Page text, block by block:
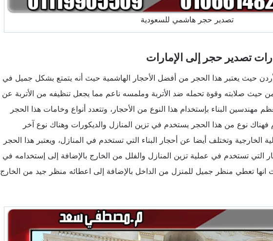
تصدير حجر هاشمي للسعودية
تصدير حجر إلى الإمارات
حيث يعتبر هذا الحجر من أفضل الأحجار الهاشمية حيث أنه يتمتع بشكل جميل في
من حيث صلابته وقوة تحمله ضد الأتربة وملمسه ناعم مما يجعل تنظيفه من الأتربة عن
البناء بإستخدام هذا النوع من الأحجار، وتتعدد أنواع وخامات هذا الحجر
نوع من هذا الحجر يستخدم في تزين المنازل والديكورات وهناك نوع آخر
الخارجية وتختلف أيضا عن أحجار البناء التي تستخدم في المنازل، ويعتبر هذا الحجر
التي تستخدم في عملية تزين المنازل والفلل من الخارج بالإضافة إلى إستخدامه في
انها تعطي منظر جميل للمنزل من الداخل بالإضافة إلى اعطائه منظر جيد من الخارج